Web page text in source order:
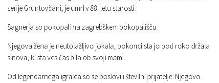
serije Gruntovčani, je umrl v 88. letu starosti.
Sagnerja so pokopali na zagrebškem pokopališču.
Njegova žena je neutolažljivo jokala, pokonci sta jo pod roko držala
sinova, ki sta ves čas bila ob svoji mami.
Od legendarnega igralca so se poslovili številni prijatelje. Njegovo